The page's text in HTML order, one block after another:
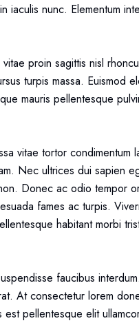
iaculis nunc. Elementum
proin sagittis nisl
turpis massa. Euismod
mauris pellentesque
vitae tortor condimentum
Nec ultrices dui sapien
Donec ac odio tempor
fames ac turpis.
habitant morbi
faucibus
At consectetur lorem
pellentesque elit